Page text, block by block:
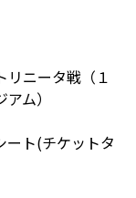
リニータ戦（１
ム）
ト(チケットタ